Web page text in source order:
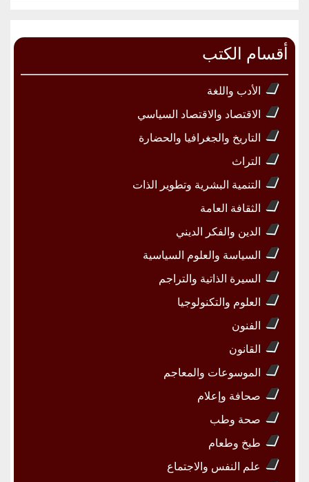
أقسام الكتب
الأدب واللغة
الاقتصاد والاقتصاد السياسي
التاريخ والجغرافيا والحضارة
التراث
التنمية البشرية وتطوير الذات
الثقافة العامة
الدين والفكر الديني
السياسة والعلوم السياسية
السيرة الذاتية والتراجم
العلوم والتكنولوجيا
الفنون
القانون
الموسوعات والمعاجم
صحافة وإعلام
صحة وطب
طبخ وطعام
علم النفس والاجتماع